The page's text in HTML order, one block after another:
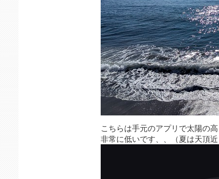
こちらは手元のアプリで太陽の
非常に低いです、、（夏は天頂